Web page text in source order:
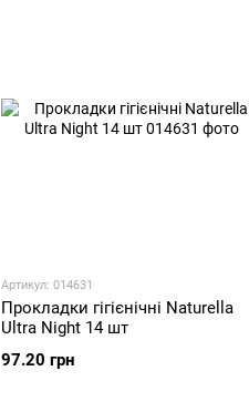
Артикул: 014631
Прокладки гігієнічні Naturella
Ultra Night 14 шт
97.20 грн